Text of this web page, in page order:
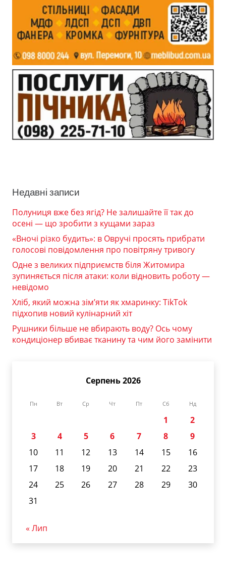
Недавні записи
Полуниця вже без ягід? Не залишайте її так до
осені — що зробити з кущами зараз
«Вночі різко будить»: в Овручі просять прибрати
голосові повідомлення про повітряну тривогу
Одне з великих підприємств біля Житомира
зупиняється після атаки: коли відновить роботу —
невідомо
Хліб, який можна зім’яти як хмаринку: TikTok
підхопив новий кулінарний хіт
Рушники більше не вбирають воду? Ось чому
кондиціонер вбиває тканину та чим його замінити
Серпень 2026
Пн Вт Ср Чт Пт Сб Нд
1
2
3
4 5 6 7 8
9
10
11 12 13 14 15
16
17
18 19 20 21 22
23
24
25 26 27 28 29
30
31
« Лип